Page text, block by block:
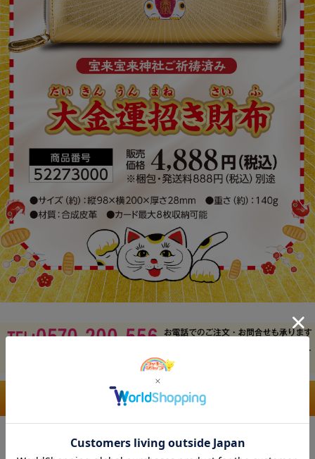
大金運招き財布